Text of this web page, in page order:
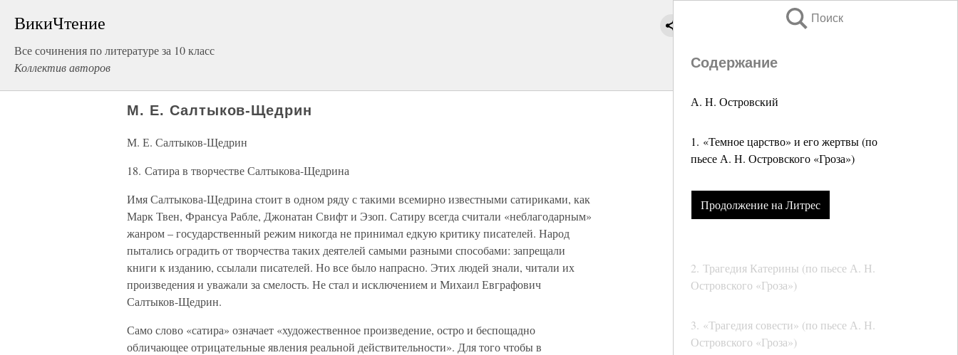
ВикиЧтение
Все сочинения по литературе за 10 класс
Коллектив авторов
Поиск
Содержание
А. Н. Островский
1. «Темное царство» и его жертвы (по
пьесе А. Н. Островского «Гроза»)
Продолжение на Литрес
2. Трагедия Катерины (по пьесе А. Н.
Островского «Гроза»)
3. «Трагедия совести» (по пьесе А. Н.
Островского «Гроза»)
М. Е. Салтыков-Щедрин
М. Е. Салтыков-Щедрин
18. Сатира в творчестве Салтыкова-Щедрина
Имя Салтыкова-Щедрина стоит в одном ряду с такими всемирно известными сатириками, как
Марк Твен, Франсуа Рабле, Джонатан Свифт и Эзоп. Сатиру всегда считали «неблагодарным»
жанром – государственный режим никогда не принимал едкую критику писателей. Народ
пытались оградить от творчества таких деятелей самыми разными способами: запрещали
книги к изданию, ссылали писателей. Но все было напрасно. Этих людей знали, читали их
произведения и уважали за смелость. Не стал и исключением и Михаил Евграфович
Салтыков-Щедрин.
Само слово «сатира» означает «художественное произведение, остро и беспощадно
обличающее отрицательные явления реальной действительности». Для того чтобы в